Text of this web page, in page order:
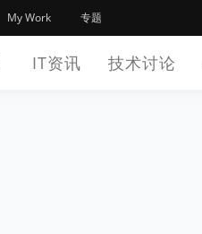
My Work 专题
IT资讯 技术讨论